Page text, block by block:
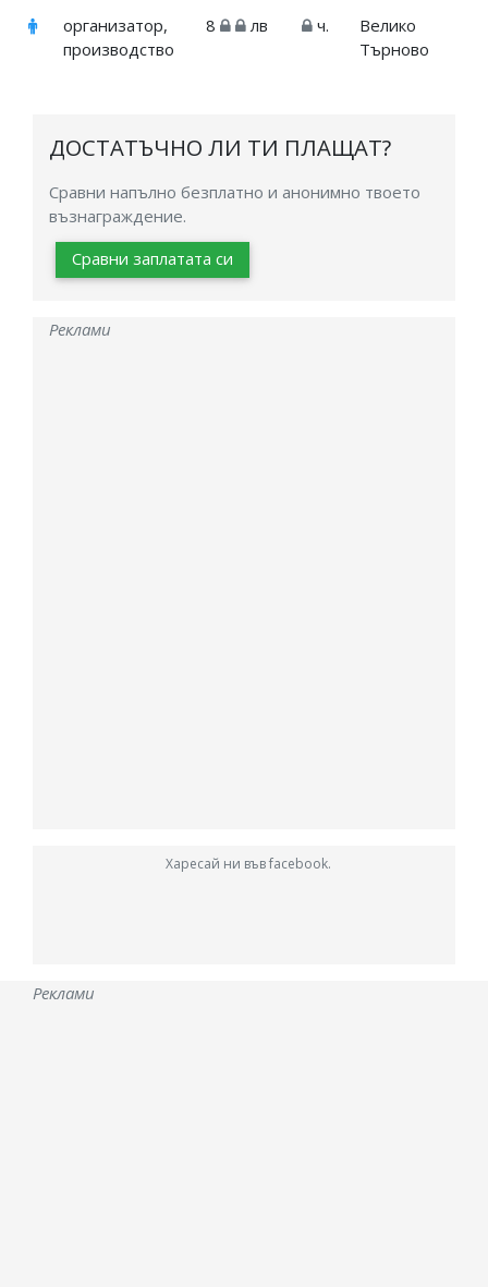
организатор,
производство
8 лв ч.
Велико
Търново
ДОСТАТЪЧНО ЛИ ТИ ПЛАЩАТ?
Сравни напълно безплатно и анонимно твоето
възнаграждение.
Сравни заплатата си
Реклами
Харесай ни във facebook.
Реклами